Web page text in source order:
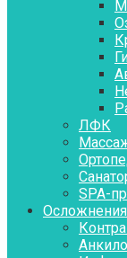
ЛФК
SPA-
Осложнения